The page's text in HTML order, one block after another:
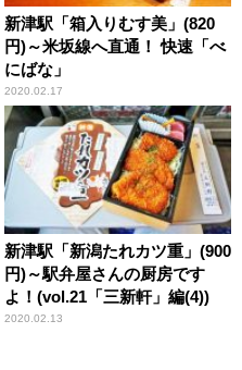
新津駅「箱入りむす美」(820
円)～米坂線へ直通！ 快速「べ
にばな」
2020.02.17
新津駅「新潟たれカツ重」(900
円)～駅弁屋さんの厨房です
よ！(vol.21「三新軒」編(4))
2020.02.13